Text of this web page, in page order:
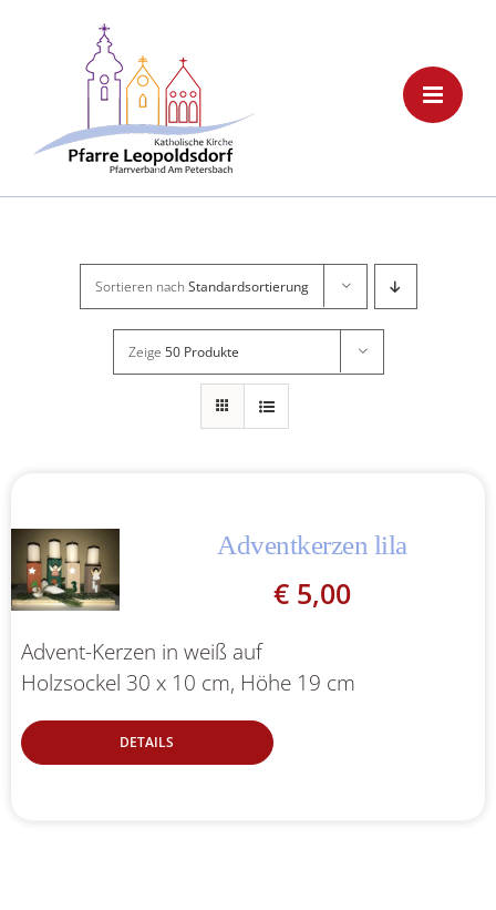
Sortieren nach Standardsortierung
Zeige 50 Produkte
Adventkerzen lila
€5,00
Advent-Kerzen in weiß auf
Holzsockel 30 x 10 cm, Höhe 19 cm
DETAILS